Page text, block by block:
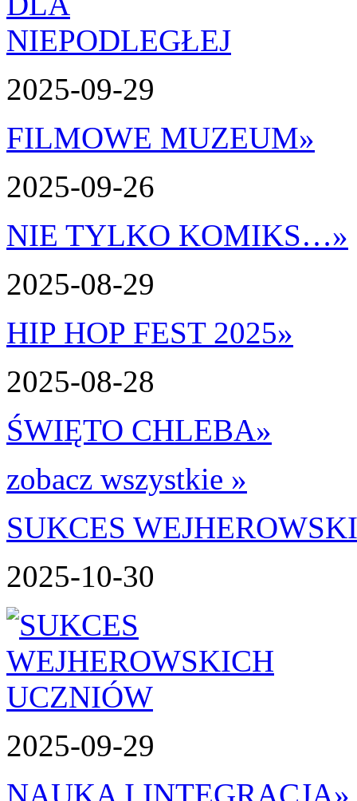
2025-09-29
FILMOWE MUZEUM»
2025-09-26
NIE TYLKO KOMIKS…»
2025-08-29
HIP HOP FEST 2025»
2025-08-28
ŚWIĘTO CHLEBA»
zobacz wszystkie »
SUKCES
2025-10-30
2025-09-29